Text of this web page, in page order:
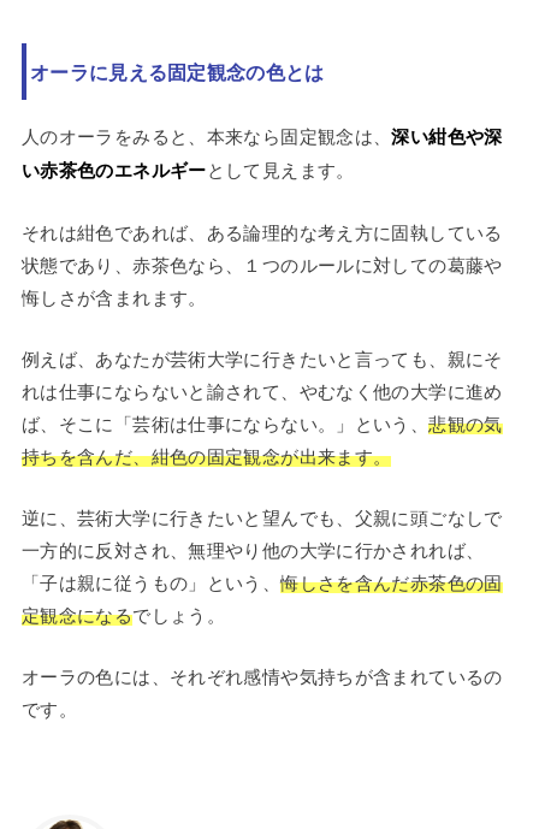
オーラに見える固定観念の色とは
人のオーラをみると、本来なら固定観念は、深い紺色や深
い赤茶色のエネルギーとして見えます。
それは紺色であれば、ある論理的な考え方に固執している
状態であり、赤茶色なら、１つのルールに対しての葛藤や
悔しさが含まれます。
例えば、あなたが芸術大学に行きたいと言っても、親にそ
れは仕事にならないと諭されて、やむなく他の大学に進め
ば、そこに「芸術は仕事にならない。」という、悲観の気
持ちを含んだ、紺色の固定観念が出来ます。
逆に、芸術大学に行きたいと望んでも、父親に頭ごなしで
一方的に反対され、無理やり他の大学に行かされれば、
「子は親に従うもの」という、悔しさを含んだ赤茶色の固
定観念になるでしょう。
オーラの色には、それぞれ感情や気持ちが含まれているの
です。